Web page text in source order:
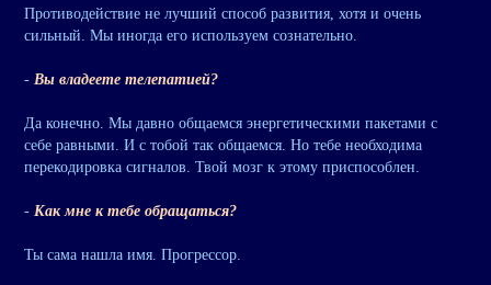
Противодействие не лучший способ развития, хотя и очень
сильный. Мы иногда его используем сознательно.
- Вы владеете телепатией?
Да конечно. Мы давно общаемся энергетическими пакетами с
себе равными. И с тобой так общаемся. Но тебе необходима
перекодировка сигналов. Твой мозг к этому приспособлен.
- Как мне к тебе обращаться?
Ты сама нашла имя. Прогрессор.